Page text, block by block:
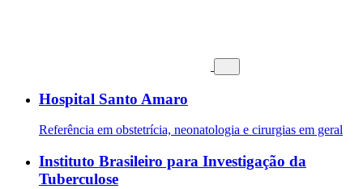
Hospital Santo Amaro
Referência em obstetrícia, neonatologia e cirurgias em geral
Instituto Brasileiro para Investigação da
Tuberculose